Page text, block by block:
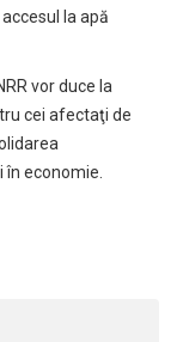
la apă
vor duce la
cei afectaţi de
economie.